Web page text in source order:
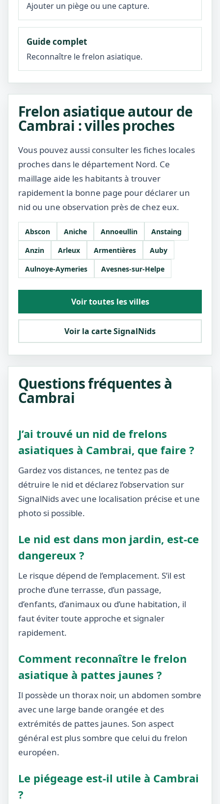
Ajouter un piège ou une capture.
Guide complet
Reconnaître le frelon asiatique.
Frelon asiatique autour de
Cambrai : villes proches
Vous pouvez aussi consulter les fiches locales
proches dans le département Nord. Ce
maillage aide les habitants à trouver
rapidement la bonne page pour déclarer un
nid ou une observation près de chez eux.
Abscon Aniche Annoeullin
Anstaing
Anzin
Arleux Armentières
Auby
Aulnoye-Aymeries
Avesnes-sur-Helpe
Voir toutes les villes
Voir la carte SignalNids
Questions fréquentes à
Cambrai
J’ai trouvé un nid de frelons
asiatiques à Cambrai, que faire ?
Gardez vos distances, ne tentez pas de
détruire le nid et déclarez l’observation sur
SignalNids avec une localisation précise et une
photo si possible.
Le nid est dans mon jardin, est-ce
dangereux ?
Le risque dépend de l’emplacement. S’il est
proche d’une terrasse, d’un passage,
d’enfants, d’animaux ou d’une habitation, il
faut éviter toute approche et signaler
rapidement.
Comment reconnaître le frelon
asiatique à pattes jaunes ?
Il possède un thorax noir, un abdomen sombre
avec une large bande orangée et des
extrémités de pattes jaunes. Son aspect
général est plus sombre que celui du frelon
européen.
Le piégeage est-il utile à Cambrai
?